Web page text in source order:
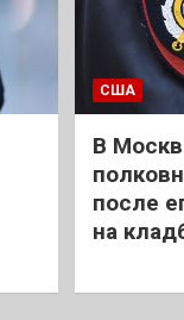
США
В
после
на